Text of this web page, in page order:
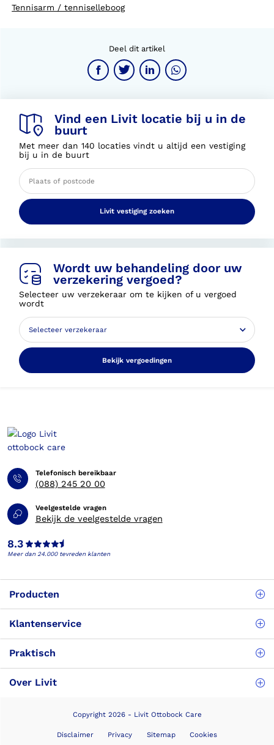
Tennisarm / tenniselleboog
Deel dit artikel
Vind een Livit locatie bij u in de
buurt
Met meer dan 140 locaties vindt u altijd een vestiging
bij u in de buurt
Livit vestiging zoeken
Wordt uw behandeling door uw
verzekering vergoed?
Selecteer uw verzekeraar om te kijken of u vergoed
wordt
Bekijk vergoedingen
Telefonisch bereikbaar
(088) 245 20 00
Veelgestelde vragen
Bekijk de veelgestelde vragen
8.3
Meer dan 24.000 tevreden klanten
Producten
Klantenservice
Praktisch
Over Livit
Copyright 2026 - Livit Ottobock Care
Disclaimer Privacy Sitemap Cookies